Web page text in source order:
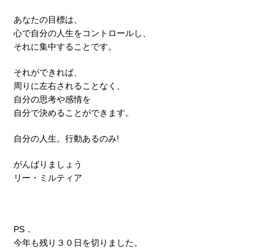
あなたの目標は、
心で自分の人生をコントロールし、
それに集中することです。
それができれば、
周りに左右されることなく、
自分の思考や感情を
自分で決めることができます。
自分の人生。行動あるのみ!
がんばりましょう
リー・ミルティア
PS．
今年も残り３０日を切りました。